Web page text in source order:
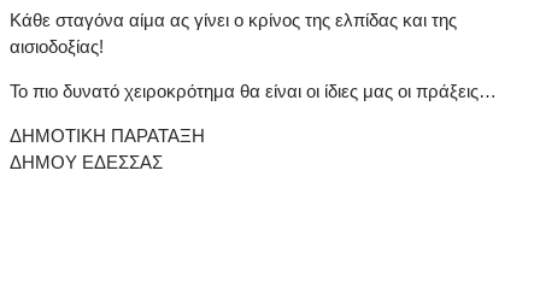
Κάθε σταγόνα αίμα ας γίνει ο κρίνος της ελπίδας και της
αισιοδοξίας!
Το πιο δυνατό χειροκρότημα θα είναι οι ίδιες μας οι πράξεις…
ΔΗΜΟΤΙΚΗ ΠΑΡΑΤΑΞΗ
ΔΗΜΟΥ ΕΔΕΣΣΑΣ